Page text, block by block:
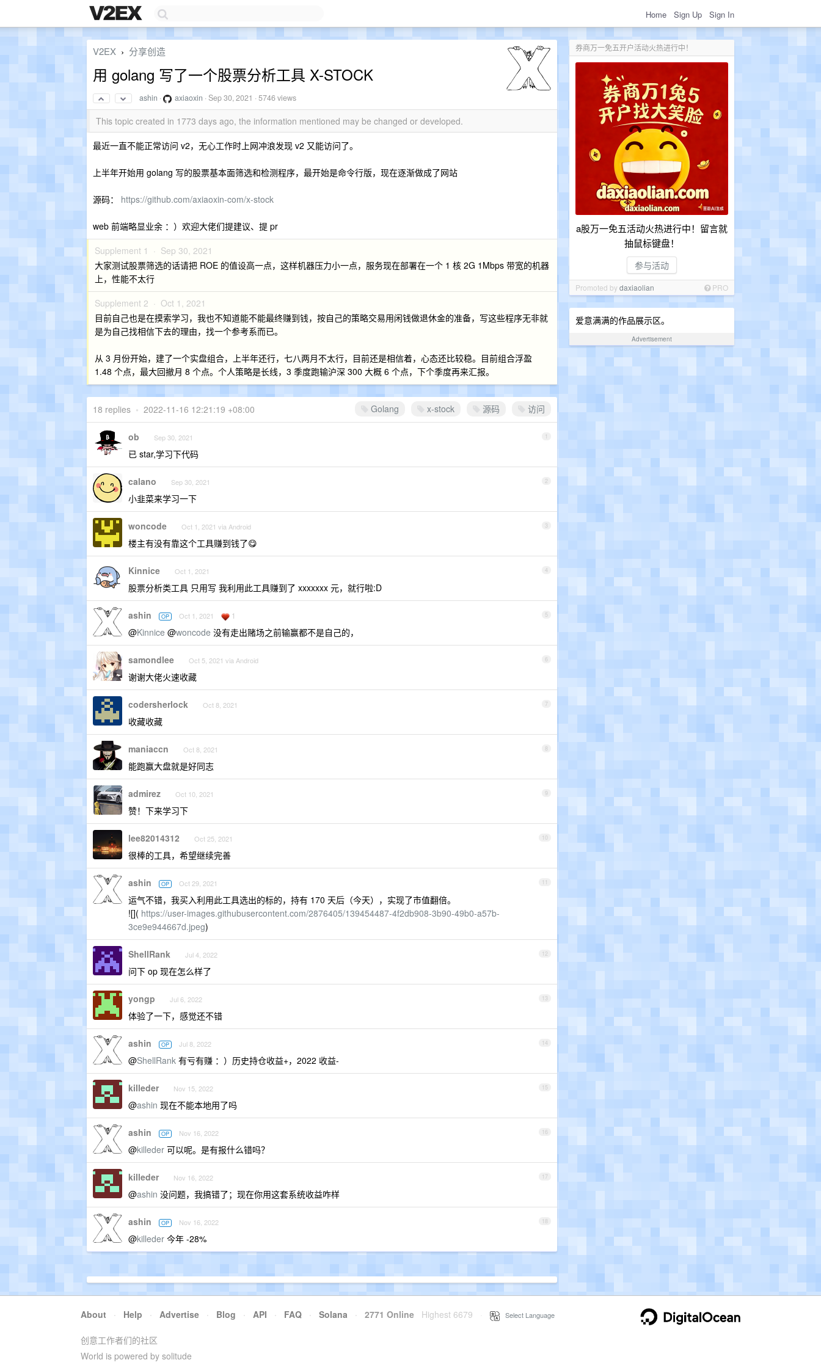
Home Sign Up Sign In
券商万一免五开户活动火热进行中！
a股万一免五活动火热进行中！留言就
抽鼠标键盘！
参与活动
Promoted bydaxiaolian PRO
爱意满满的作品展示区。
Advertisement
V2EX › 分享创造
用 golang 写了一个股票分析工具 X-STOCK
ashin · axiaoxin ·Sep 30, 2021 · 5746 views
This topic created in 1773 days ago, the information mentioned may be changed or developed.
最近一直不能正常访问 v2，无心工作时上网冲浪发现 v2 又能访问了。
上半年开始用 golang 写的股票基本面筛选和检测程序，最开始是命令行版，现在逐渐做成了网站
源码： https://github.com/axiaoxin-com/x-stock
web 前端略显业余 ：）欢迎大佬们提建议、提 pr
Supplement 1 · Sep 30, 2021
大家测试股票筛选的话请把 ROE 的值设高一点，这样机器压力小一点，服务现在部署在一个 1 核 2G 1Mbps 带宽的机器
上，性能不太行
Supplement 2 · Oct 1, 2021
目前自己也是在摸索学习，我也不知道能不能最终赚到钱，按自己的策略交易用闲钱做退休金的准备，写这些程序无非就
是为自己找相信下去的理由，找一个参考系而已。
从 3 月份开始，建了一个实盘组合，上半年还行，七八两月不太行，目前还是相信着，心态还比较稳。目前组合浮盈
1.48 个点，最大回撤月 8 个点。个人策略是长线，3 季度跑输沪深 300 大概 6 个点，下个季度再来汇报。
Golang x-stock 源码 访问
18 replies • 2022-11-16 12:21:19 +08:00
1
ob Sep 30, 2021
已 star,学习下代码
2
calano Sep 30, 2021
小韭菜来学习一下
3
woncode Oct 1, 2021 via Android
楼主有没有靠这个工具赚到钱了😋
4
Kinnice Oct 1, 2021
股票分析类工具 只用写 我利用此工具赚到了 xxxxxxx 元，就行啦:D
5
ashin OP Oct 1, 2021 1
@Kinnice @woncode 没有走出赌场之前输赢都不是自己的，
6
samondlee Oct 5, 2021 via Android
谢谢大佬火速收藏
7
codersherlock Oct 8, 2021
收藏收藏
8
maniaccn Oct 8, 2021
能跑赢大盘就是好同志
9
admirez Oct 10, 2021
赞！下来学习下
10
lee82014312 Oct 25, 2021
很棒的工具，希望继续完善
11
ashin OP Oct 29, 2021
运气不错，我买入利用此工具选出的标的，持有 170 天后（今天），实现了市值翻倍。
![]( https://user-images.githubusercontent.com/2876405/139454487-4f2db908-3b90-49b0-a57b-
3ce9e944667d.jpeg)
12
ShellRank Jul 4, 2022
问下 op 现在怎么样了
13
yongp Jul 6, 2022
体验了一下，感觉还不错
14
ashin OP Jul 8, 2022
@ShellRank 有亏有赚 ：）历史持仓收益+，2022 收益-
15
killeder Nov 15, 2022
@ashin 现在不能本地用了吗
16
ashin OP Nov 16, 2022
@killeder 可以呢。是有报什么错吗？
17
killeder Nov 16, 2022
@ashin 没问题，我搞错了；现在你用这套系统收益咋样
18
ashin OP Nov 16, 2022
@killeder 今年 -28%
About · Help · Advertise · Blog · API · FAQ · Solana · 2771 Online Highest 6679 Select Language
创意工作者们的社区
World is powered by solitude